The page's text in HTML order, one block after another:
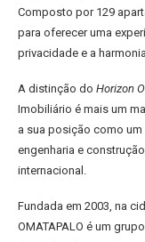
Composto por 129
para oferecer uma
privacidade e a
A distinção do Horizon
Imobiliário é mais um
a sua posição como
engenharia e
internacional.
Fundada em 2003, na
OMATAPALO é um